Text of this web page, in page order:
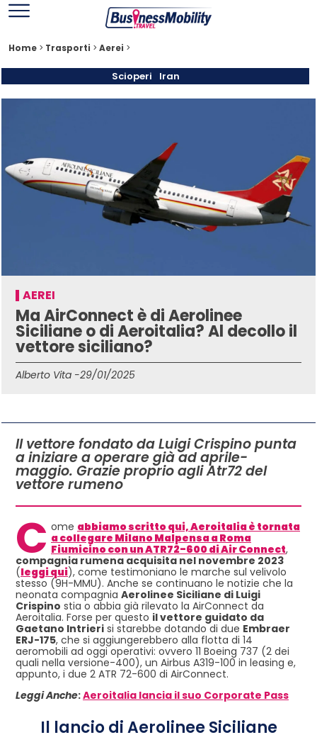
Home > Trasporti > Aerei >
Scioperi Iran
AEREI
Ma AirConnect è di Aerolinee
Siciliane o di Aeroitalia? Al decollo il
vettore siciliano?
Alberto Vita -29/01/2025
Il vettore fondato da Luigi Crispino punta
a iniziare a operare già ad aprile-
maggio. Grazie proprio agli Atr72 del
vettore rumeno
C ome abbiamo scritto qui, Aeroitalia è tornata
a collegare Milano Malpensa a Roma
Fiumicino con un ATR72-600 di Air Connect,
compagnia rumena acquisita nel novembre 2023
(leggi qui), come testimoniano le marche sul velivolo
stesso (9H-MMU). Anche se continuano le notizie che la
neonata compagnia Aerolinee Siciliane di Luigi
Crispino stia o abbia già rilevato la AirConnect da
Aeroitalia. Forse per questo il vettore guidato da
Gaetano Intrieri si starebbe dotando di due Embraer
ERJ-175, che si aggiungerebbero alla flotta di 14
aeromobili ad oggi operativi: ovvero 11 Boeing 737 (2 dei
quali nella versione-400), un Airbus A319-100 in leasing e,
appunto, i due 2 ATR 72-600 di AirConnect.
Leggi Anche:Aeroitalia lancia il suo Corporate Pass
Il lancio di Aerolinee Siciliane